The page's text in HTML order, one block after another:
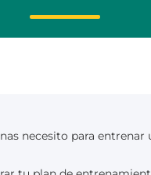
necesito para entrenar